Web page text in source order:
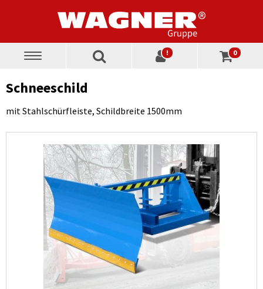
Toggle
! 0
Schneeschild
mit Stahlschürfleiste, Schildbreite 1500mm